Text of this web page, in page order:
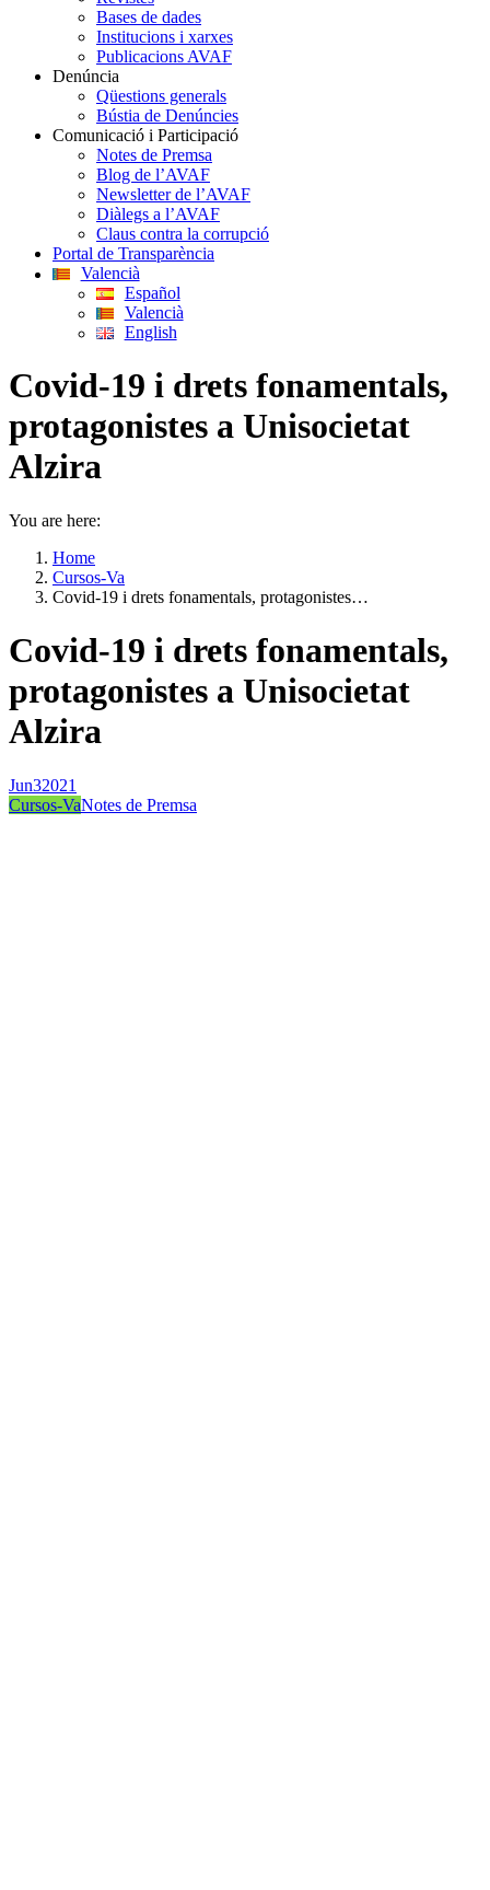
Bases de dades
Institucions i xarxes
Publicacions AVAF
Denúncia
Qüestions generals
Bústia de Denúncies
Comunicació i Participació
Notes de Premsa
Blog de l’AVAF
Newsletter de l’AVAF
Diàlegs a l’AVAF
Claus contra la corrupció
Portal de Transparència
Valencià
Español
Valencià
English
Covid-19 i drets fonamentals,
protagonistes a Unisocietat
Alzira
You are here:
Home
Cursos-Va
Covid-19 i drets fonamentals, protagonistes…
Covid-19 i drets fonamentals,
protagonistes a Unisocietat
Alzira
Jun32021
Cursos-VaNotes de Premsa